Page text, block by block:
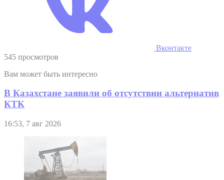
Вконтакте
545 просмотров
Вам может быть интересно
В Казахстане заявили об отсутствии альтернатив
КТК
16:53, 7 авг 2026